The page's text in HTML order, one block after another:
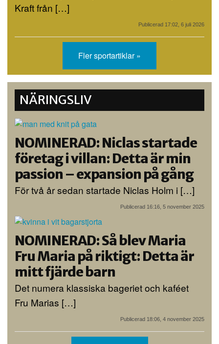
Kraft från […]
Publicerad 17:02, 6 juli 2026
Fler sportartiklar »
NÄRINGSLIV
NOMINERAD: Niclas startade
företag i villan: Detta är min
passion – expansion på gång
För två år sedan startade Niclas Holm i […]
Publicerad 16:16, 5 november 2025
NOMINERAD: Så blev Maria
Fru Maria på riktigt: Detta är
mitt fjärde barn
Det numera klassiska bageriet och kaféet
Fru Marias […]
Publicerad 18:06, 4 november 2025